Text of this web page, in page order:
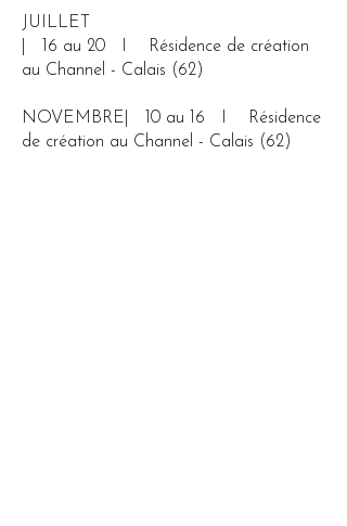
JUILLET
| 16 au 20 I Résidence de création
au Channel - Calais (62)
NOVEMBRE| 10 au 16 I Résidence
de création au Channel - Calais (62)